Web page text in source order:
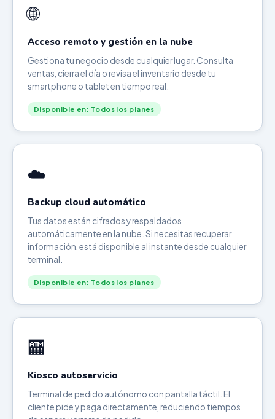
🌐
Acceso remoto y gestión en la nube
Gestiona tu negocio desde cualquier lugar. Consulta
ventas, cierra el día o revisa el inventario desde tu
smartphone o tablet en tiempo real.
Disponible en: Todos los planes
☁️
Backup cloud automático
Tus datos están cifrados y respaldados
automáticamente en la nube. Si necesitas recuperar
información, está disponible al instante desde cualquier
terminal.
Disponible en: Todos los planes
🏧
Kiosco autoservicio
Terminal de pedido autónomo con pantalla táctil. El
cliente pide y paga directamente, reduciendo tiempos